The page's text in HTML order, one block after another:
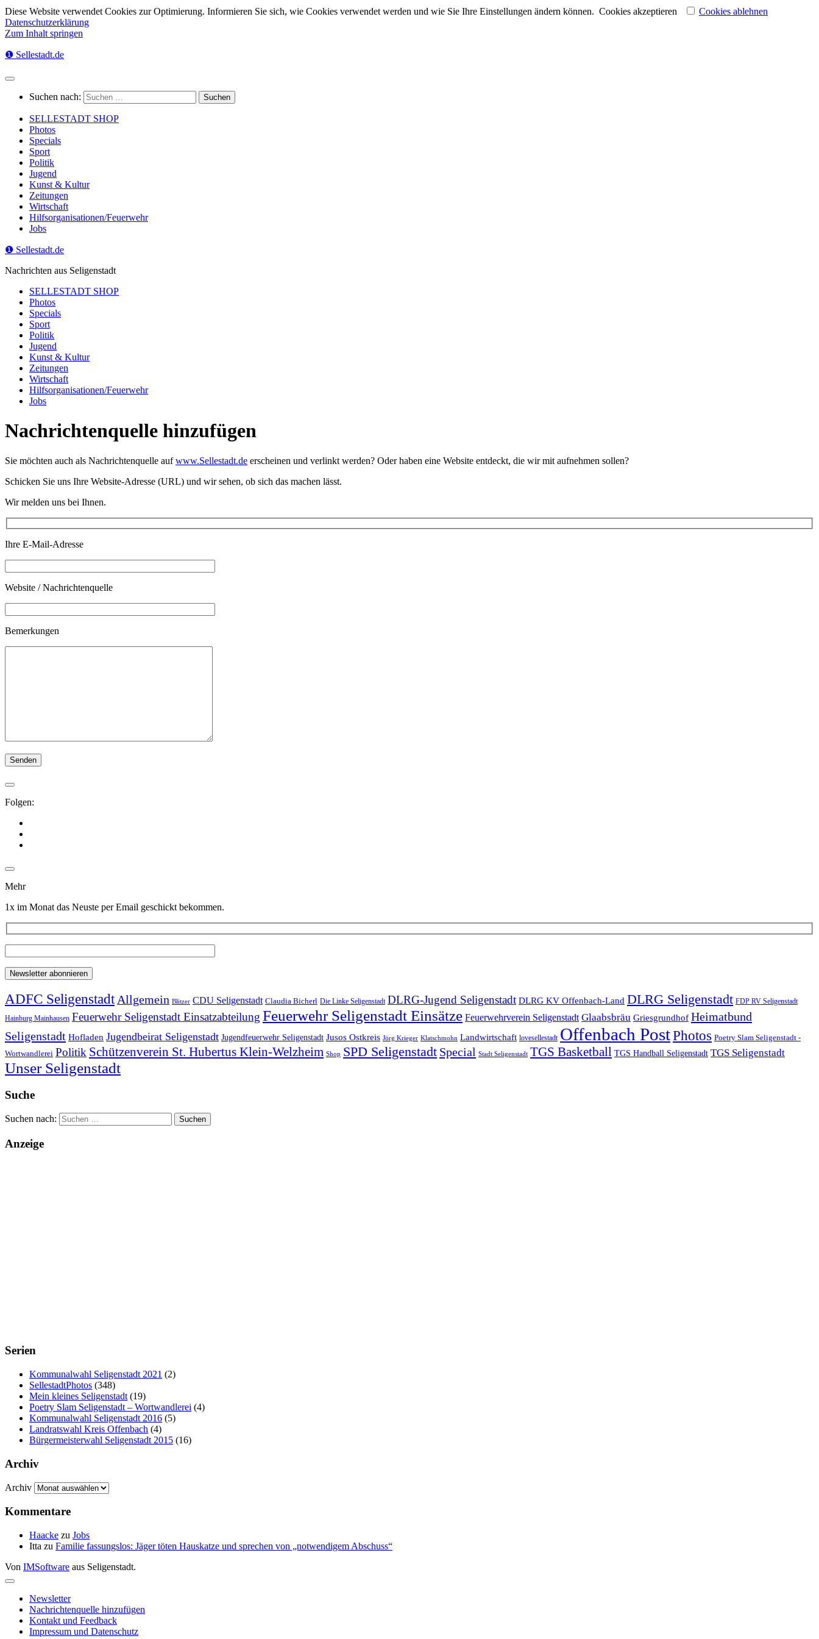
Diese Website verwendet Cookies zur Optimierung. Informieren Sie sich, wie Cookies verwendet werden und wie Sie Ihre Einstellungen ändern können. Cookies akzeptieren
Cookies ablehnen
Datenschutzerklärung
Zum Inhalt springen
❶ Sellestadt.de
Suchen nach:
SELLESTADT SHOP
Photos
Specials
Sport
Politik
Jugend
Kunst & Kultur
Zeitungen
Wirtschaft
Hilfsorganisationen/Feuerwehr
Jobs
❶ Sellestadt.de
Nachrichten aus Seligenstadt
SELLESTADT SHOP
Photos
Specials
Sport
Politik
Jugend
Kunst & Kultur
Zeitungen
Wirtschaft
Hilfsorganisationen/Feuerwehr
Jobs
Nachrichtenquelle hinzufügen
Sie möchten auch als Nachrichtenquelle aufwww.Sellestadt.de erscheinen und verlinkt werden? Oder haben eine Website entdeckt, die wir mit aufnehmen sollen?
Schicken Sie uns Ihre Website-Adresse (URL) und wir sehen, ob sich das machen lässt.
Wir melden uns bei Ihnen.
Ihre E-Mail-Adresse
Website / Nachrichtenquelle
Bemerkungen
Folgen:
Mehr
1x im Monat das Neuste per Email geschickt bekommen.
ADFC Seligenstadt Allgemein Blitzer CDU Seligenstadt Claudia Bicherl Die Linke Seligenstadt DLRG-Jugend Seligenstadt DLRG KV Offenbach-Land DLRG Seligenstadt FDP RV Seligenstadt
Hainburg Mainhausen Feuerwehr Seligenstadt Einsatzabteilung Feuerwehr Seligenstadt Einsätze Feuerwehrverein Seligenstadt Glaabsbräu Griesgrundhof Heimatbund
Seligenstadt Hofladen Jugendbeirat Seligenstadt Jugendfeuerwehr Seligenstadt Jusos Ostkreis Jörg Krieger Klatschmohn Landwirtschaft lovesellestadt Offenbach PostPhotos Poetry Slam Seligenstadt -
Wortwandlerei Politik Schützenverein St. Hubertus Klein-Welzheim Shop SPD Seligenstadt Special Stadt Seligenstadt TGS Basketball TGS Handball Seligenstadt TGS Seligenstadt
Unser Seligenstadt
Suche
Suchen nach:
Anzeige
Serien
Kommunalwahl Seligenstadt 2021 (2)
SellestadtPhotos (348)
Mein kleines Seligenstadt (19)
Poetry Slam Seligenstadt – Wortwandlerei (4)
Kommunalwahl Seligenstadt 2016 (5)
Landratswahl Kreis Offenbach (4)
Bürgermeisterwahl Seligenstadt 2015 (16)
Archiv
Archiv
Kommentare
Haacke zu Jobs
Itta zu Familie fassungslos: Jäger töten Hauskatze und sprechen von „notwendigem Abschuss“
Von IMSoftware aus Seligenstadt.
Newsletter
Nachrichtenquelle hinzufügen
Kontakt und Feedback
Impressum und Datenschutz